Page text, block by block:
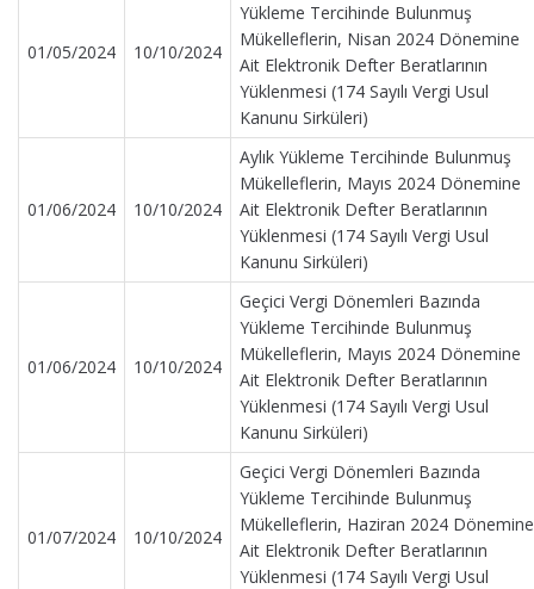
01/05/2024 10/10/2024
Yükleme Tercihinde Bulunmuş
Mükelleflerin, Nisan 2024 Dönemine
Ait Elektronik Defter Beratlarının
Yüklenmesi (174 Sayılı Vergi Usul
Kanunu Sirküleri)
01/06/2024 10/10/2024
Aylık Yükleme Tercihinde Bulunmuş
Mükelleflerin, Mayıs 2024 Dönemine
Ait Elektronik Defter Beratlarının
Yüklenmesi (174 Sayılı Vergi Usul
Kanunu Sirküleri)
01/06/2024 10/10/2024
Geçici Vergi Dönemleri Bazında
Yükleme Tercihinde Bulunmuş
Mükelleflerin, Mayıs 2024 Dönemine
Ait Elektronik Defter Beratlarının
Yüklenmesi (174 Sayılı Vergi Usul
Kanunu Sirküleri)
01/07/2024 10/10/2024
Geçici Vergi Dönemleri Bazında
Yükleme Tercihinde Bulunmuş
Mükelleflerin, Haziran 2024 Dönemine
Ait Elektronik Defter Beratlarının
Yüklenmesi (174 Sayılı Vergi Usul